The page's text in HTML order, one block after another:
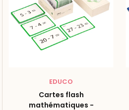
EDUCO
Cartes flash
mathématiques -